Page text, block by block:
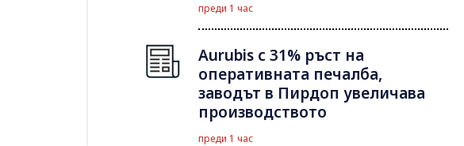
преди 1 час
Aurubis с 31% ръст на
оперативната печалба,
заводът в Пирдоп увеличава
производството
преди 1 час